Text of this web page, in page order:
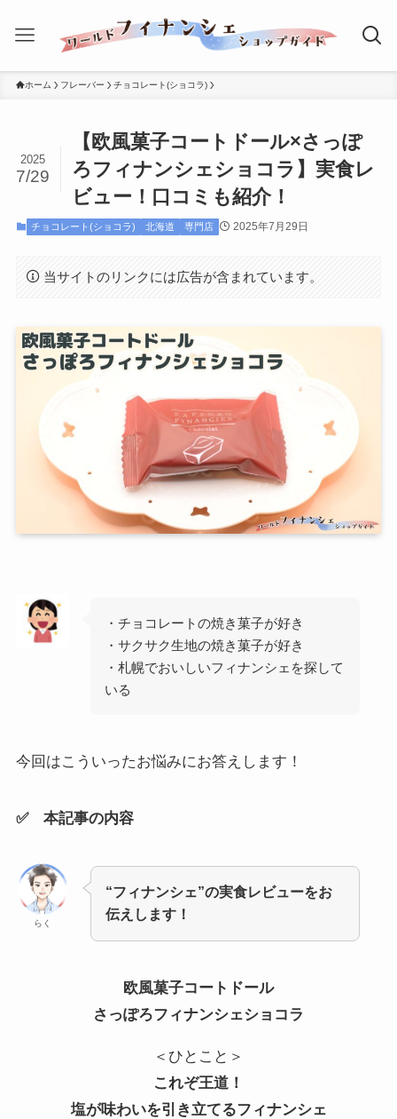
ホーム フレーバー チョコレート(ショコラ)
【欧風菓子コートドール×さっぽ
ろフィナンシェショコラ】実食レ
ビュー！口コミも紹介！
2025
7/29
チョコレート(ショコラ) 北海道 専門店 2025年7月29日
当サイトのリンクには広告が含まれています。
・チョコレートの焼き菓子が好き
・サクサク生地の焼き菓子が好き
・札幌でおいしいフィナンシェを探して
いる
今回はこういったお悩みにお答えします！
✅ 本記事の内容
らく
“フィナンシェ”の実食レビューをお
伝えします！
欧風菓子コートドール
さっぽろフィナンシェショコラ
＜ひとこと＞
これぞ王道！
塩が味わいを引き立てるフィナンシェ